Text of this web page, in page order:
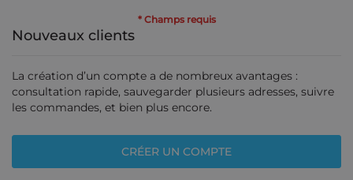
Nouveaux clients
La création d’un compte a de nombreux avantages :
consultation rapide, sauvegarder plusieurs adresses, suivre
les commandes, et bien plus encore.
CRÉER UN COMPTE